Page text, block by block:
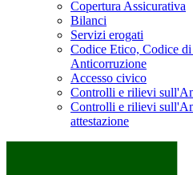
Copertura Assicurativa
Bilanci
Servizi erogati
Codice Etico, Codice
Anticorruzione
Accesso civico
Controlli e rilievi
Controlli e rilievi
attestazione